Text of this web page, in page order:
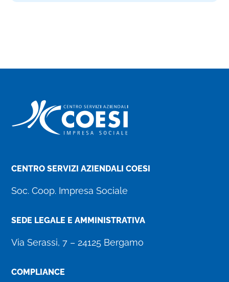
CENTRO SERVIZI AZIENDALI COESI
Soc. Coop. Impresa Sociale
SEDE LEGALE E AMMINISTRATIVA
Via Serassi, 7 – 24125 Bergamo
COMPLIANCE